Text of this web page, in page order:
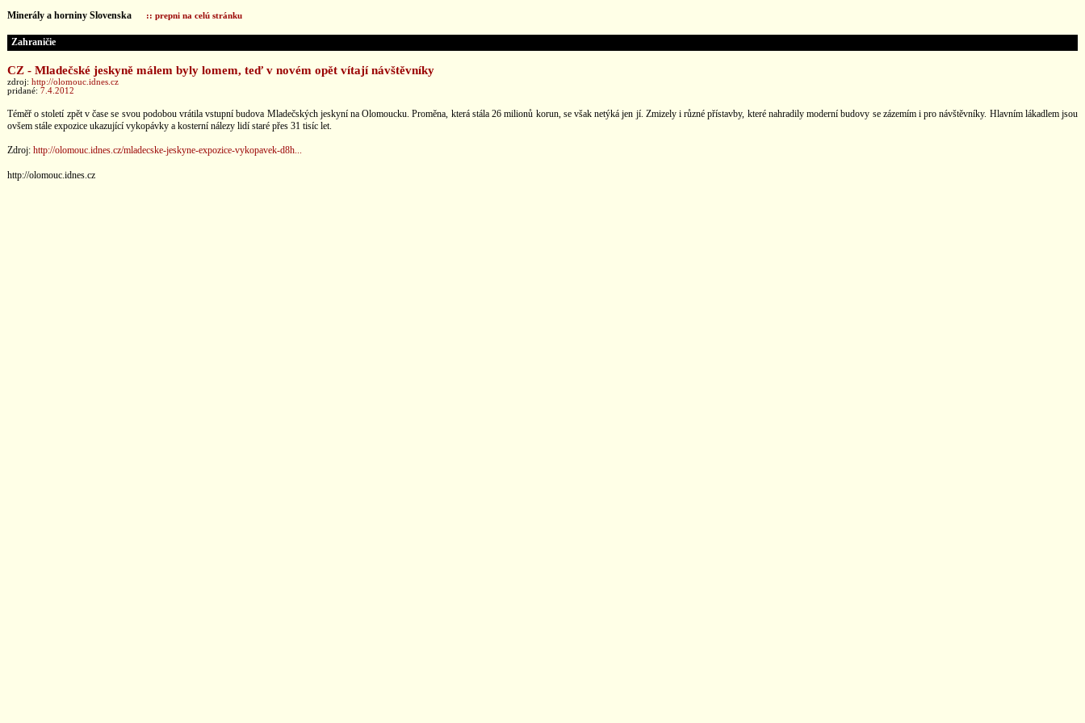
Minerály a horniny Slovenska :: prepni na celú stránku
Zahraničie
CZ - Mladečské jeskyně málem byly lomem, teď v novém opět vítají návštěvníky
zdroj: http://olomouc.idnes.cz
pridané: 7.4.2012
Téměř o století zpět v čase se svou podobou vrátila vstupní budova Mladečských jeskyní na Olomoucku. Proměna, která stála 26 milionů korun, se však netýká jen jí. Zmizely i různé přístavby, které nahradily moderní budovy se zázemím i pro návštěvníky. Hlavním lákadlem jsou
ovšem stále expozice ukazující vykopávky a kosterní nálezy lidí staré přes 31 tisíc let.
Zdroj: http://olomouc.idnes.cz/mladecske-jeskyne-expozice-vykopavek-d8h...
http://olomouc.idnes.cz